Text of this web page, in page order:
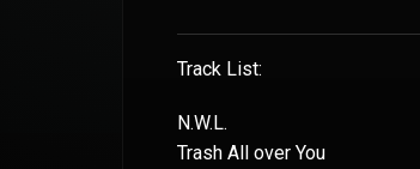
Track List:
N.W.L.
Trash All over You